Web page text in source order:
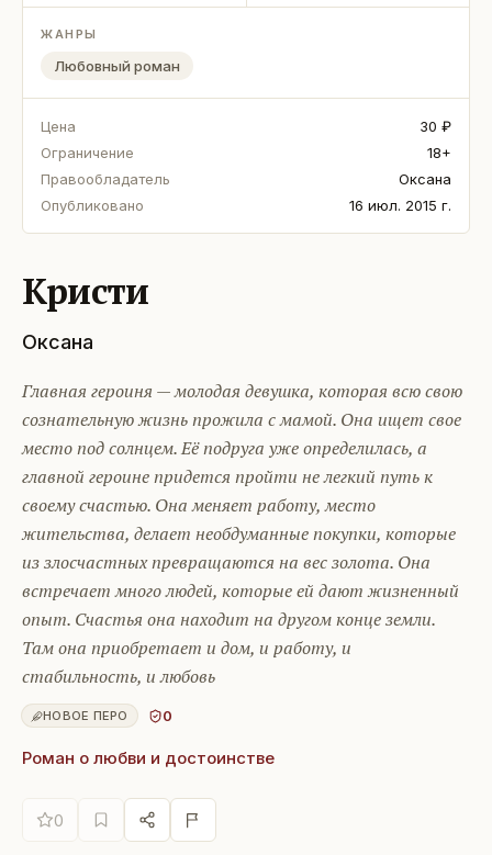
ЖАНРЫ
Любовный роман
Цена
30 ₽
Ограничение
18+
Правообладатель
Оксана
Опубликовано
16 июл. 2015 г.
Кристи
Оксана
Главная героиня — молодая девушка, которая всю свою
сознательную жизнь прожила с мамой. Она ищет свое
место под солнцем. Её подруга уже определилась, а
главной героине придется пройти не легкий путь к
своему счастью. Она меняет работу, место
жительства, делает необдуманные покупки, которые
из злосчастных превращаются на вес золота. Она
встречает много людей, которые ей дают жизненный
опыт. Счастья она находит на другом конце земли.
Там она приобретает и дом, и работу, и
стабильность, и любовь
НОВОЕ ПЕРО 0
Роман о любви и достоинстве
0